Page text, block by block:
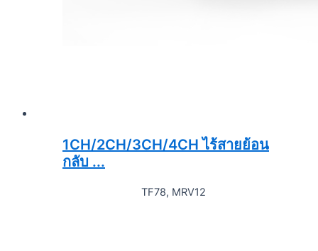
1CH/2CH/3CH/4CH ไร้สายย้อน
กลับ ...
TF78, MRV12